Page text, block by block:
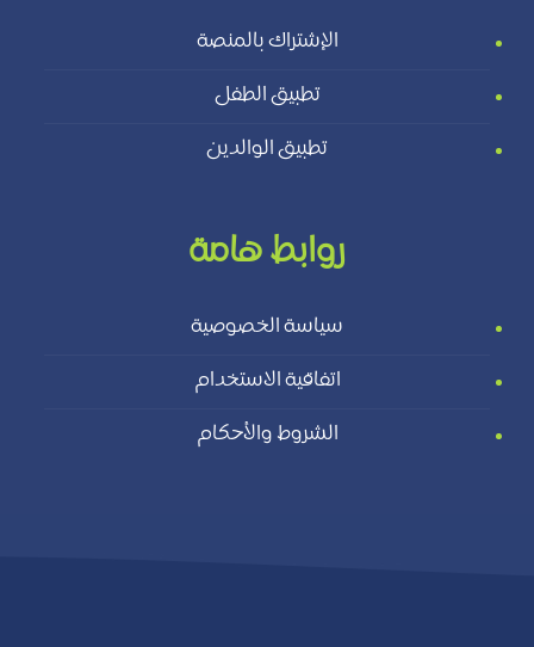
الإشتراك بالمنصة
تطبيق الطفل
تطبيق الوالدين
روابط هامة
سياسة الخصوصية
اتفاقية الاستخدام
الشروط والأحكام